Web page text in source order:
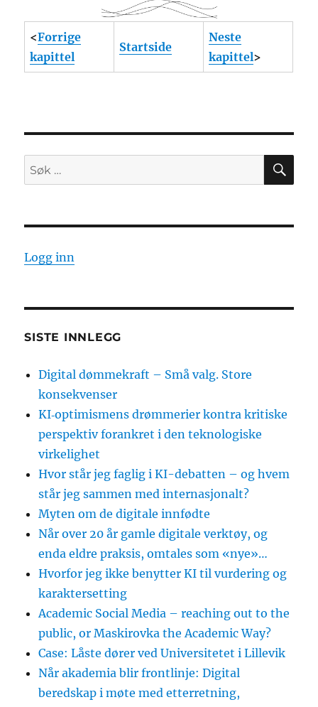
<Forrige
kapittel
Startside
Neste
kapittel>
Søk
etter:
Logg inn
SISTE INNLEGG
Digital dømmekraft – Små valg. Store
konsekvenser
KI‑optimismens drømmerier kontra kritiske
perspektiv forankret i den teknologiske
virkelighet
Hvor står jeg faglig i KI-debatten – og hvem
står jeg sammen med internasjonalt?
Myten om de digitale innfødte
Når over 20 år gamle digitale verktøy, og
enda eldre praksis, omtales som «nye»…
Hvorfor jeg ikke benytter KI til vurdering og
karaktersetting
Academic Social Media – reaching out to the
public, or Maskirovka the Academic Way?
Case: Låste dører ved Universitetet i Lillevik
Når akademia blir frontlinje: Digital
beredskap i møte med etterretning,